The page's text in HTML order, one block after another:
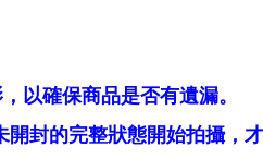
以確保商品是否有遺漏。
封的完整狀態開始拍攝，才